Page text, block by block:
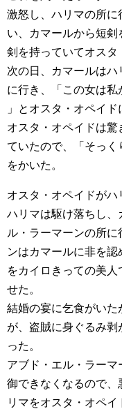
激怒し、ハリマの所に
い、カマールから短
剣を持っていてオスタ
次の日、カマールは
に行き、「この女は私
」とオスタ・オペイド
オスタ・オペイドは
ていたので、「そっ
をかいた。
オスタ・オペイドがハ
ハリマは駆け落ちし、
ル・ラーマーンの所
ンはカマールに非を
をカイロきっての美
せた。
結婚の宴に乞食がいた
が、盗賊に身ぐるみ
った。
アブド・エル・ラーマ
御できなくなるので
リマをオスタ・オペ